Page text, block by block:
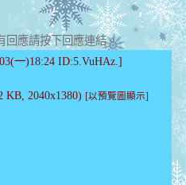
回應請按下回應連結。
一)18:24 ID:5.VuHAz.]
KB, 2040x1380) [以預覽圖顯示]